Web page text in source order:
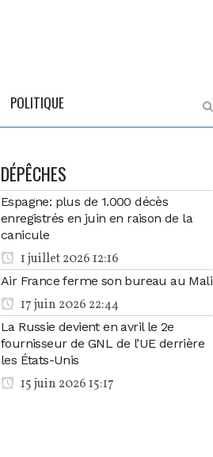
POLITIQUE
DÉPÊCHES
Espagne: plus de 1.000 décès
enregistrés en juin en raison de la
canicule
1 juillet 2026 12:16
Air France ferme son bureau au Mali
17 juin 2026 22:44
La Russie devient en avril le 2e
fournisseur de GNL de l’UE derrière
les États-Unis
15 juin 2026 15:17